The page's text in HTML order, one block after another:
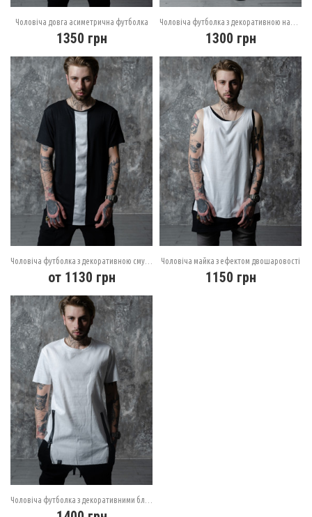
Чоловіча довга асиметрична футболка
1350 грн 1300 грн
от 1130 грн
Чоловіча майка з ефектом двошаровості
1150 грн